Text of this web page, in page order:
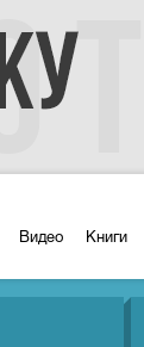
Видео Книги